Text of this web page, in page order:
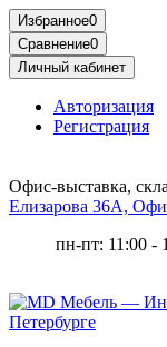
Избранное0
Сравнение0
Личный кабинет
Авторизация
Регистрация
Офис-выставка,
Елизарова 36А,
пн-пт: 11:00 -